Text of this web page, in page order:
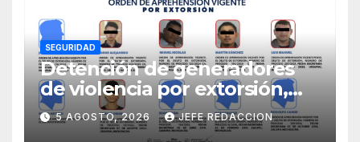
SEGURIDAD
Detención de generadores
de violencia por extorsión,
pilar de la estrategia estatal:
SSP
5 AGOSTO, 2026 JEFE REDACCION